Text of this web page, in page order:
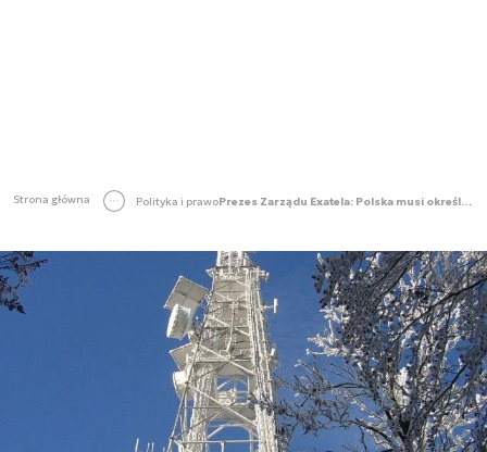
Strona główna Polityka i prawo Prezes Zarządu Exatela: Polska musi określić swoją długoletnią politykę telekomunikacyjną [SCF2019]